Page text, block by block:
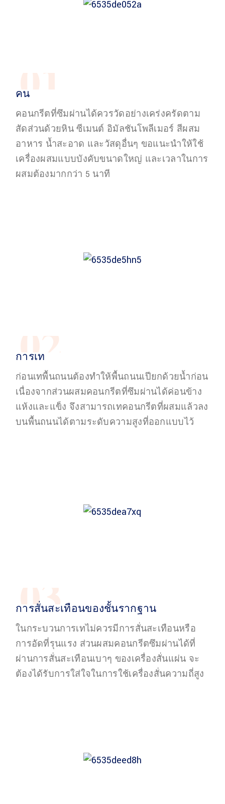
01
คน
คอนกรีตที่ซึมผ่านได้ควรวัดอย่างเคร่งครัดตาม
สัดส่วนด้วยหิน ซีเมนต์ อิมัลชันโพลีเมอร์ สีผสม
อาหาร น้ำสะอาด และวัสดุอื่นๆ ขอแนะนำให้ใช้
เครื่องผสมแบบบังคับขนาดใหญ่ และเวลาในการ
ผสมต้องมากกว่า 5 นาที
02
การเท
ก่อนเทพื้นถนนต้องทำให้พื้นถนนเปียกด้วยน้ำก่อน
เนื่องจากส่วนผสมคอนกรีตที่ซึมผ่านได้ค่อนข้าง
แห้งและแข็ง จึงสามารถเทคอนกรีตที่ผสมแล้วลง
บนพื้นถนนได้ตามระดับความสูงที่ออกแบบไว้
03
การสั่นสะเทือนของชั้นรากฐาน
ในกระบวนการเทไม่ควรมีการสั่นสะเทือนหรือ
การอัดที่รุนแรง ส่วนผสมคอนกรีตซึมผ่านได้ที่
ผ่านการสั่นสะเทือนเบาๆ ของเครื่องสั่นแผ่น จะ
ต้องได้รับการใส่ใจในการใช้เครื่องสั่นความถี่สูง